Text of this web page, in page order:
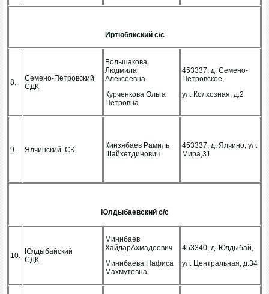
Иртюбякский с/с
8.
Семено-Петровский
СДК
Большакова
Людмила
Алексеевна
Курченкова Ольга
Петровна
453337, д. Семено-
Петровское,
ул. Колхозная, д.2
9. Ялчинский СК
Кинзябаев Рамиль
Шайхетдинович
453337, д. Ялчино, ул.
Мира,31
Юлдыбаевский с/с
10.
Юлдыбайский
СДК
Минибаев
ХайдарАхмадеевич
Минибаева Нафиса
Махмутовна
453340, д. Юлдыбай,
ул. Центральная, д.34